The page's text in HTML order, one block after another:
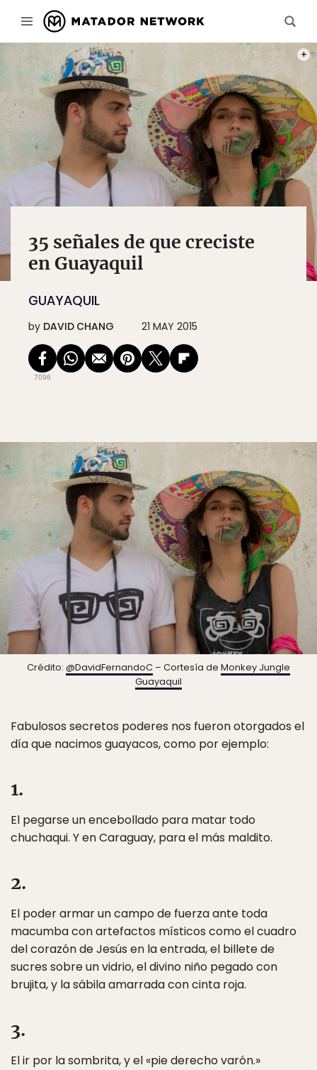
35 señales de que creciste
en Guayaquil
GUAYAQUIL
by DAVID CHANG 21 MAY 2015
7096
Crédito: @DavidFernandoC – Cortesía de Monkey Jungle
Guayaquil
Fabulosos secretos poderes nos fueron otorgados el
día que nacimos guayacos, como por ejemplo:
1.
El pegarse un encebollado para matar todo
chuchaqui. Y en Caraguay, para el más maldito.
2.
El poder armar un campo de fuerza ante toda
macumba con artefactos místicos como el cuadro
del corazón de Jesús en la entrada, el billete de
sucres sobre un vidrio, el divino niño pegado con
brujita, y la sábila amarrada con cinta roja.
3.
El ir por la sombrita, y el «pie derecho varón.»